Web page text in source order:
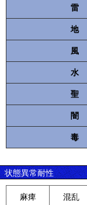
雷
地
風
水
聖
闇
毒
状態異常耐性
麻痺 混乱